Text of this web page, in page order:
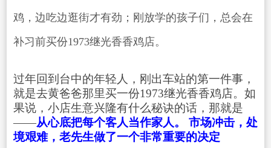
鸡，边吃边逛街才有劲；刚放学的孩子们，总会在
补习前买份1973继光香香鸡店。
过年回到台中的年轻人，刚出车站的第一件事，
就是去黄爸爸那里买一份1973继光香香鸡店。如
果说，小店生意兴隆有什么秘诀的话，那就是
——从心底把每个客人当作家人。
市场冲击，处
境艰难，老先生做了一个非常重要的决定